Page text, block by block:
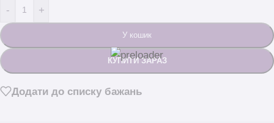
- +
У кошик
КУПИТИ ЗАРАЗ
Додати до списку бажань